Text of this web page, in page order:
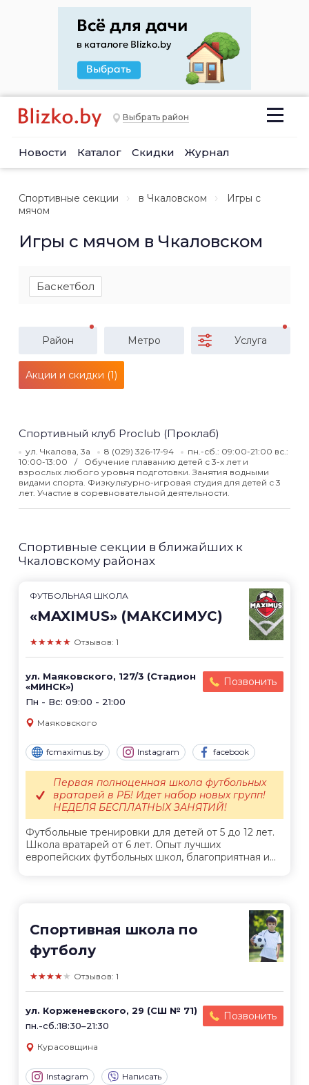
Выбрать район
Новости Каталог Скидки Журнал
Спортивные секции в Чкаловском
Игры с
мячом
Игры с мячом в Чкаловском
Баскетбол
Район Метро Услуга
Акции и скидки (1)
Спортивный клуб Proclub (Проклаб)
ул. Чкалова, 3а 8 (029) 326-17-94
пн.-сб.: 09:00-21:00 вс.:
10:00-13:00
Обучение плаванию детей с 3-х лет и
взрослых любого уровня подготовки. Занятия водными
видами спорта. Физкультурно-игровая студия для детей с 3
лет. Участие в соревновательной деятельности.
Спортивные секции в ближайших к
Чкаловскому районах
ФУТБОЛЬНАЯ ШКОЛА
«MAXIMUS» (МАКСИМУС)
★★★★★ Отзывов: 1
ул. Маяковского, 127/3 (Стадион
«МИНСК»)
Пн - Вс: 09:00 - 21:00
Позвонить
Маяковского
fcmaximus.by Instagram facebook
Футбольные тренировки для детей от 5 до 12 лет.
Школа вратарей от 6 лет. Опыт лучших
европейских футбольных школ, благоприятная и...
Первая полноценная школа футбольных
вратарей в РБ! Идет набор новых групп!
НЕДЕЛЯ БЕСПЛАТНЫХ ЗАНЯТИЙ!
Спортивная школа по
футболу
★★★★★ Отзывов: 1
ул. Корженевского, 29 (СШ № 71)
пн.-сб.:18:30–21:30
Позвонить
Курасовщина
Instagram Написать